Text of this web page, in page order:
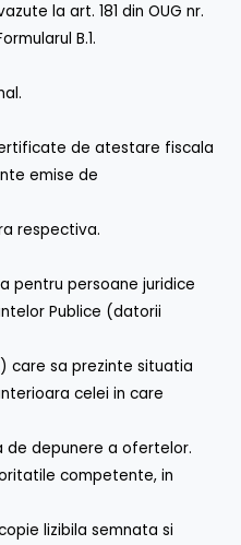
la art. 181 din OUG nr.
B.1.
de atestare fiscala
emise de
respectiva.
pentru persoane juridice
Publice (datorii
care sa prezinte situatia
celei in care
depunere a ofertelor.
competente, in
lizibila semnata si